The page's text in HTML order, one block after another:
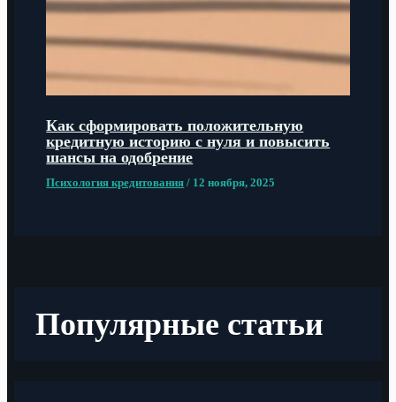
Как сформировать положительную
кредитную историю с нуля и повысить
шансы на одобрение
Психология кредитования / 12 ноября, 2025
Популярные статьи